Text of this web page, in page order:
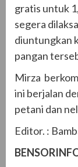
gratis untuk
segera
diuntungkan
pangan
Mirza
ini berjalan
petani dan
Editor. :